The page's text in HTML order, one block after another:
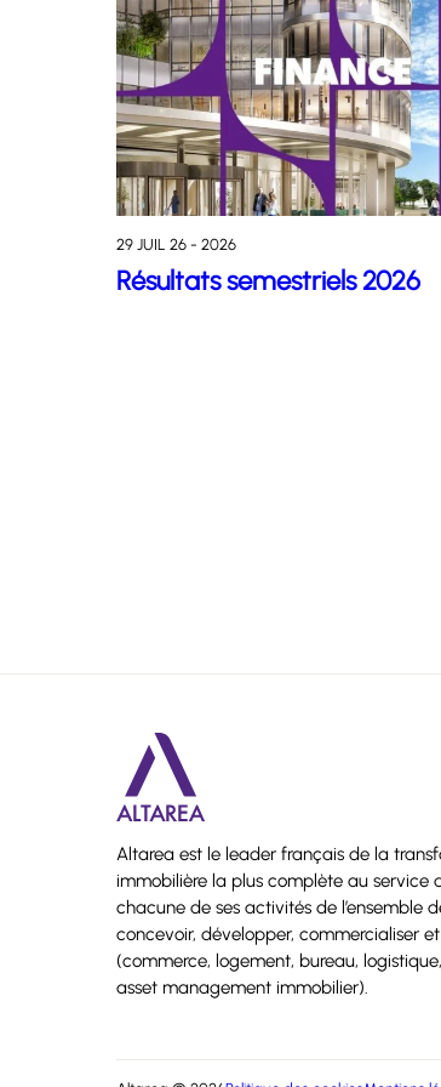
29 JUIL 26 - 2026
Résultats semestriels 2026
Altarea est le leader français de la
immobilière la plus complète au service
chacune de ses activités de l’ensemble
concevoir, développer, commercialiser
(commerce, logement, bureau,
asset management immobilier).